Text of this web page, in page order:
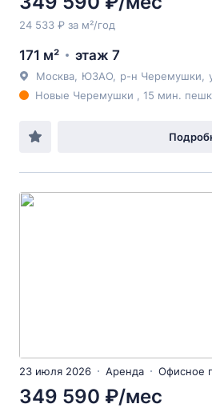
24 533 ₽ за м²/год
171 м² этаж 7
Москва ЮЗАО р-н Черемушки
Новые Черемушки , 15 мин.
23 июля 2026 Аренда Офисное
349 590 ₽/мес